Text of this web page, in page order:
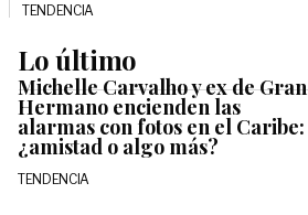
TENDENCIA
Lo último
Michelle Carvalho y ex de Gran
Hermano encienden las
alarmas con fotos en el Caribe:
¿amistad o algo más?
TENDENCIA